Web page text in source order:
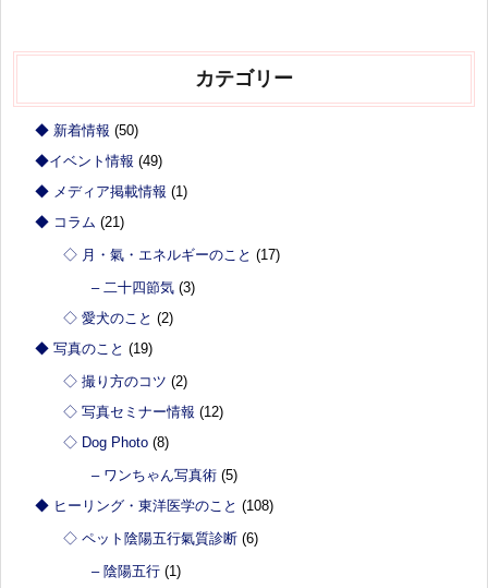
カテゴリー
◆ 新着情報 (50)
◆イベント情報 (49)
◆ メディア掲載情報 (1)
◆ コラム (21)
◇ 月・氣・エネルギーのこと (17)
– 二十四節気 (3)
◇ 愛犬のこと (2)
◆ 写真のこと (19)
◇ 撮り方のコツ (2)
◇ 写真セミナー情報 (12)
◇ Dog Photo (8)
– ワンちゃん写真術 (5)
◆ ヒーリング・東洋医学のこと (108)
◇ ペット陰陽五行氣質診断 (6)
– 陰陽五行 (1)